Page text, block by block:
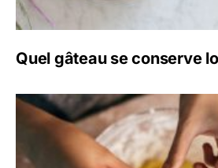
Quel gâteau se conserve